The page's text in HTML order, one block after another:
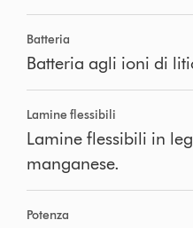
Batteria
Batteria agli ioni di
Lamine flessibili
Lamine flessibili in
manganese.
Potenza